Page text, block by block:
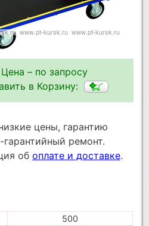
Цена – по запросу
в Корзину:
цены, гарантию
ремонт.
об оплате и доставке.
500